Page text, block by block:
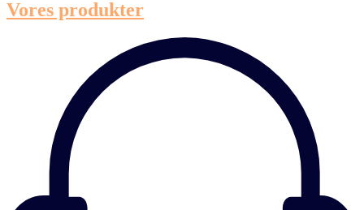
Vores produkter